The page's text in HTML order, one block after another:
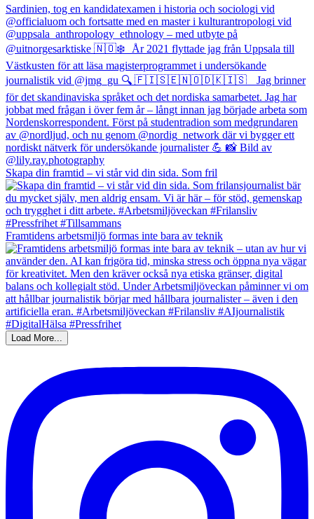
Skapa din framtid – vi står vid din sida. Som fril
Framtidens arbetsmiljö formas inte bara av teknik
Load More...